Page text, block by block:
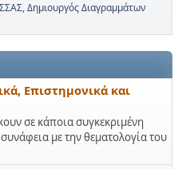
Δημιουργός Διαγραμμάτων
Επιστημονικά και
σε κάποια συγκεκριμένη
με την θεματολογία του